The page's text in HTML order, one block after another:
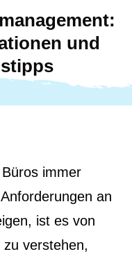
und
immer
an
ist es von
verstehen,